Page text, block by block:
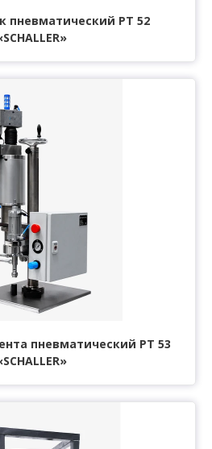
пневматический РТ 52
пневматический РТ 53